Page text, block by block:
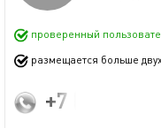
проверенный
размещается больше
+7 (983)